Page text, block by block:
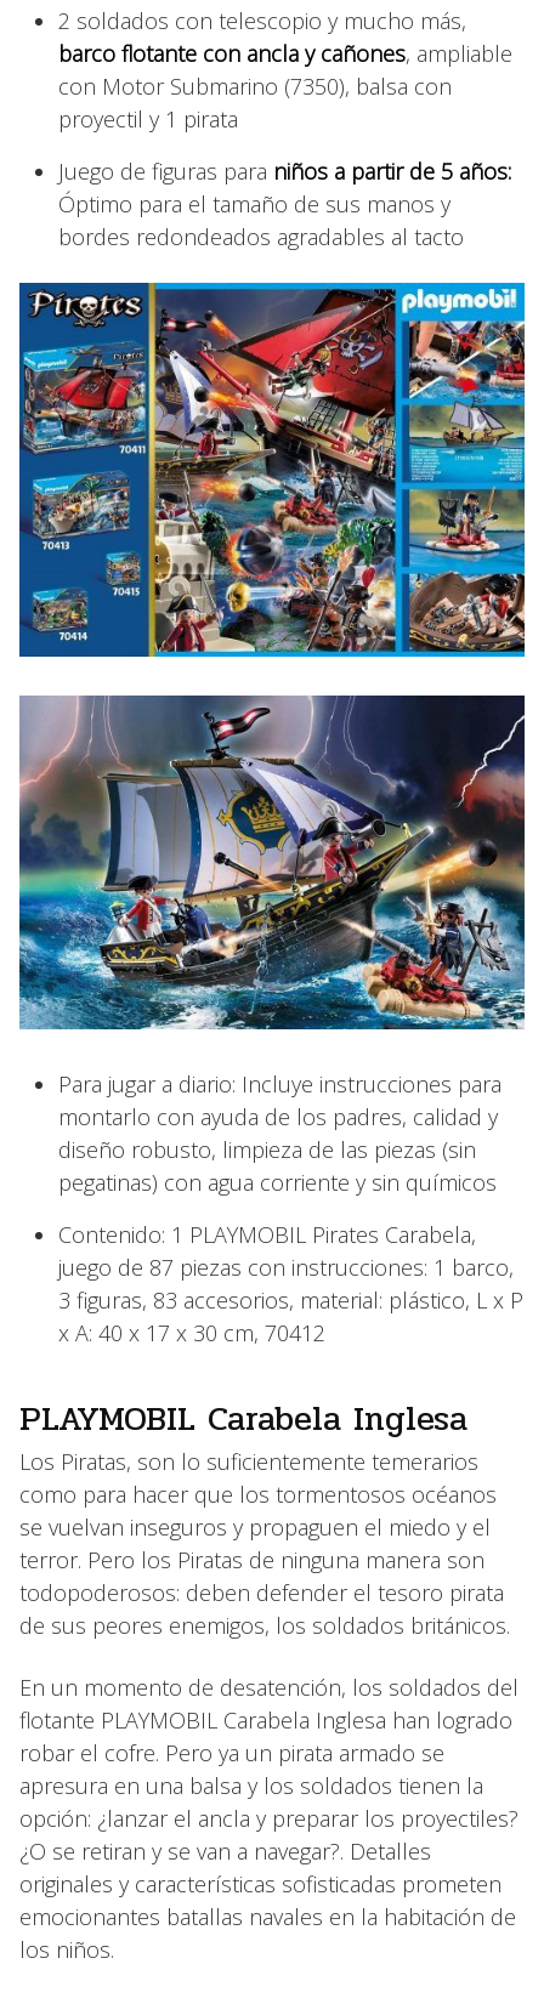
2 soldados con telescopio y mucho más,
barco flotante con ancla y cañones, ampliable
con Motor Submarino (7350), balsa con
proyectil y 1 pirata
Juego de figuras para niños a partir de 5 años:
Óptimo para el tamaño de sus manos y
bordes redondeados agradables al tacto
Para jugar a diario: Incluye instrucciones para
montarlo con ayuda de los padres, calidad y
diseño robusto, limpieza de las piezas (sin
pegatinas) con agua corriente y sin químicos
Contenido: 1 PLAYMOBIL Pirates Carabela,
juego de 87 piezas con instrucciones: 1 barco,
3 figuras, 83 accesorios, material: plástico, L x P
x A: 40 x 17 x 30 cm, 70412
PLAYMOBIL Carabela Inglesa
Los Piratas, son lo suficientemente temerarios
como para hacer que los tormentosos océanos
se vuelvan inseguros y propaguen el miedo y el
terror. Pero los Piratas de ninguna manera son
todopoderosos: deben defender el tesoro pirata
de sus peores enemigos, los soldados británicos.
En un momento de desatención, los soldados del
flotante PLAYMOBIL Carabela Inglesa han logrado
robar el cofre. Pero ya un pirata armado se
apresura en una balsa y los soldados tienen la
opción: ¿lanzar el ancla y preparar los proyectiles?
¿O se retiran y se van a navegar?. Detalles
originales y características sofisticadas prometen
emocionantes batallas navales en la habitación de
los niños.